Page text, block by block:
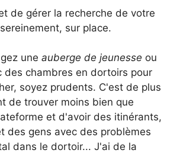
de gérer la recherche de votre
sur place.
une auberge de jeunesse ou
des chambres en dortoirs pour
soyez prudents. C'est de plus
de trouver moins bien que
et d'avoir des itinérants,
des gens avec des problèmes
dans le dortoir... J'ai de la